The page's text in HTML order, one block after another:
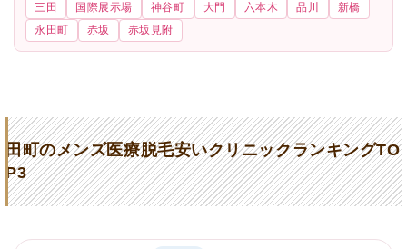
三田 国際展示場 神谷町 大門 六本木 品川
新橋
永田町
赤坂 赤坂見附
田町のメンズ医療脱毛安いクリニックランキングTO
P3